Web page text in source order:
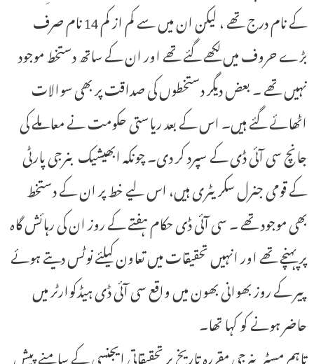
کے نام درج تھے ، لیکن ان میں سے کم از کم 14 نام صرف
بڑے حروف میں لکھے گئے تھے اور ان کے ساتھ دستخط موجود
نہیں تھے ۔ بعض دیگر دستخطوں کی صداقت پر بھی سوالات
اٹھائے گئے ہیں۔ اس کے بعد ریاستی حکومت نے معاملے کی
جانچ سی آئی ڈی کے سپرد کر دی۔ چونکہ ابھیشیک بنرجی پارٹی
کے قومی جنرل سکریٹری ہیں، اس لیے خط پر ان کے دستخط
بھی موجود تھے ۔ سی آئی ڈی حکام ہفتے کے روز ان کی رہائش گاہ
پر پہنچے تھے اور انہیں تحقیقات میں تعاون کیلئے نوٹس دیتے ہوئے
پیر کے روز بھوانی بھون میں واقع سی آئی ڈی ہیڈکوارٹر میں
حاضر ہونے کو کہا تھا۔
تاہم مسٹر بنرجی مقررہ تاریخ پر تحقیقاتی ایجنسی کے سامنے پیش